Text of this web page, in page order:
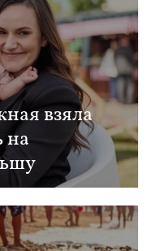
взяла
на